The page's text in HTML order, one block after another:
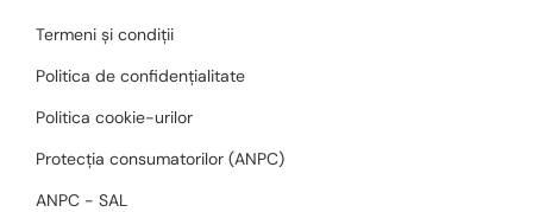
Termeni și condiții
Politica de confidențialitate
Politica cookie-urilor
Protecția consumatorilor (ANPC)
ANPC - SAL